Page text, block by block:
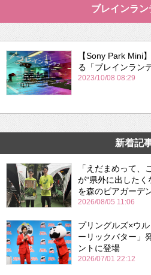
ブレインラン
【Sony Park Mini
る「ブレインラン
2023/10/08 08:29
新着記
「えだまめって、
が“県外に出した
を森のビアガーデ
2026/08/05 11:06
プリングルズ×ウ
ーリックバター」
ントに登場
2026/07/01 22:12